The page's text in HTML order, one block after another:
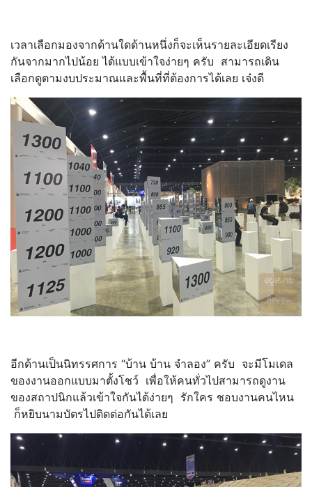
เวลาเลือกมองจากด้านใดด้านหนึ่งก็จะเห็นรายละเอียดเรียง
กันจากมากไปน้อย ได้แบบเข้าใจง่ายๆ ครับ สามารถเดิน
เลือกดูตามงบประมาณและพื้นที่ที่ต้องการได้เลย เจ๋งดี
อีกด้านเป็นนิทรรศการ “บ้าน บ้าน จำลอง” ครับ จะมีโมเดล
ของงานออกแบบมาตั้งโชว์ เพื่อให้คนทั่วไปสามารถดูงาน
ของสถาปนิกแล้วเข้าใจกันได้ง่ายๆ รักใคร ชอบงานคนไหน
ก็หยิบนามบัตรไปติดต่อกันได้เลย